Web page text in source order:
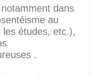
notamment dans
au
études, etc.),
.